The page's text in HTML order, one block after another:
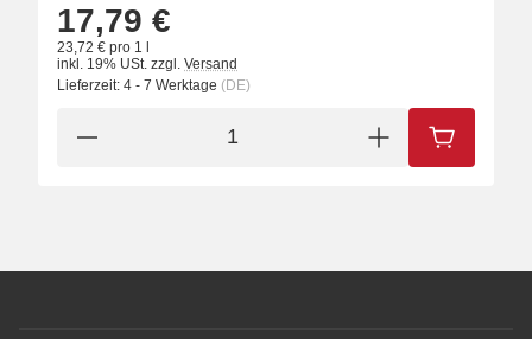
17,79 €
23,72 € pro 1 l
inkl. 19% USt. zzgl. Versand
Lieferzeit: 4 - 7 Werktage (DE)
IN DEN